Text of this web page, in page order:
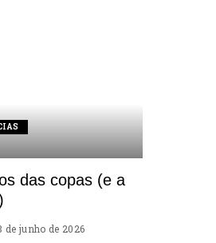
das copas (e a
de junho de 2026